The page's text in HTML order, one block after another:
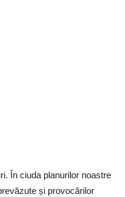
În ciuda planurilor noastre
și provocărilor